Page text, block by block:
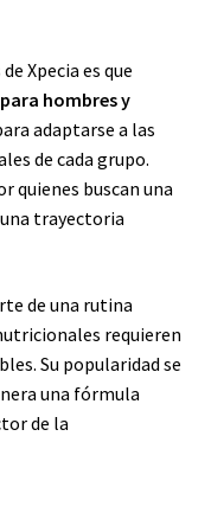
Xpecia es que
hombres y
adaptarse a las
de cada grupo.
quienes buscan una
trayectoria
de una rutina
requieren
Su popularidad se
una fórmula
de la